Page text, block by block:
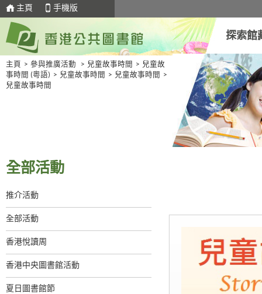
主頁 手機版
探索館
主頁 > 參與推廣活動 > 兒童故事時間 > 兒童故
事時間 (粵語) > 兒童故事時間 > 兒童故事時間
>
兒童故事時間
全部活動
推介活動
全部活動
香港悅讀周
香港中央圖書館活動
夏日圖書館節